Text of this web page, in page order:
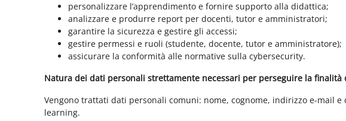
personalizzare l’apprendimento e fornire supporto alla didattica;
analizzare e produrre report per docenti, tutor e amministratori;
garantire la sicurezza e gestire gli accessi;
gestire permessi e ruoli (studente, docente, tutor e amministratore);
assicurare la conformità alle normative sulla cybersecurity.
Natura dei dati personali strettamente necessari per perseguire la finalità
Vengono trattati dati personali comuni: nome, cognome, indirizzo e-mail
learning.